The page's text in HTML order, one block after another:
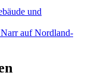
und
auf Nordland-